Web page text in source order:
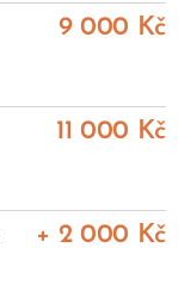
9 000 Kč
11 000 Kč
+ 2 000 Kč